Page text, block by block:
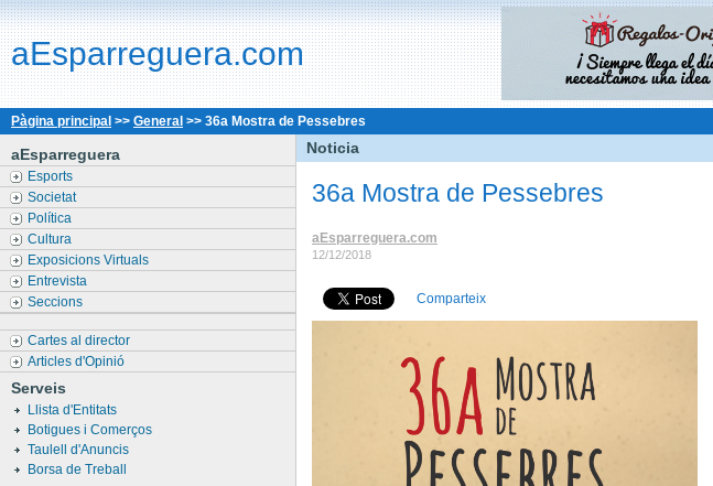
aEsparreguera.com
Pàgina principal >> General >> 36a Mostra de Pessebres
aEsparreguera
Esports
Societat
Política
Cultura
Exposicions Virtuals
Entrevista
Seccions
Cartes al director
Articles d'Opinió
Serveis
Llista d'Entitats
Botigues i Comerços
Taulell d'Anuncis
Borsa de Treball
Noticia
36a Mostra de Pessebres
aEsparreguera.com
12/12/2018
Comparteix